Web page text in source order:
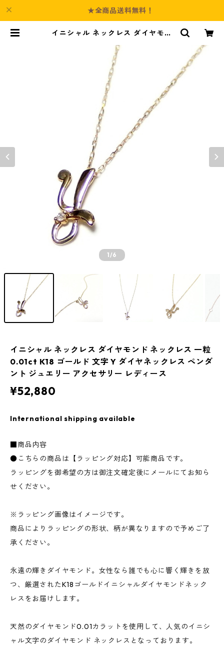
★全商品送料無料！
イニシャル ネックレス ダイヤモン
ールド 文字 Y ダイヤネックレス ペ
ンダント ジュエリー アクセサリー
レディース | Culture-Booth
1/6
イニシャル ネックレス ダイヤモンド ネックレス 一粒
0.01ct K18 ゴールド 文字 Y ダイヤネックレス ペンダ
ント ジュエリー アクセサリー レディース
¥52,880
International shipping available
■商品内容
●こちらの商品は【ラッピング対応】可能商品です。
ラッピングを御希望の方は御注文確定後にメールにてお知ら
せください。
※ラッピング画像はイメージです。
商品によりラッピングの形状、柄が異なりますので予めご了
承ください。
永遠の輝きダイヤモンド。女性なら誰でも心に響く輝きを放
つ、厳選されたK18ゴールドイニシャルダイヤモンドネック
レスをお届けします。
天然のダイヤモンド0.01カラットを使用して、人気のイニシ
ャル文字のダイヤモンド ネックレスとなっております。